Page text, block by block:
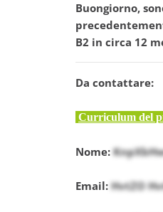
Buongiorno,
B2 in circa 12
Da contattare:
Curriculum del
Nome:
Email:HvtZO